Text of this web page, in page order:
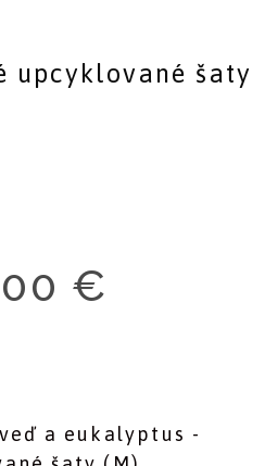
upcyklované šaty
€
a eukalyptus -